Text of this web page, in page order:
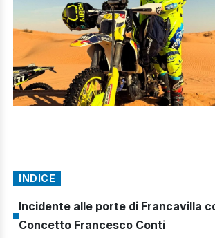
INDICE
Incidente alle porte di Francavilla
Concetto Francesco Conti